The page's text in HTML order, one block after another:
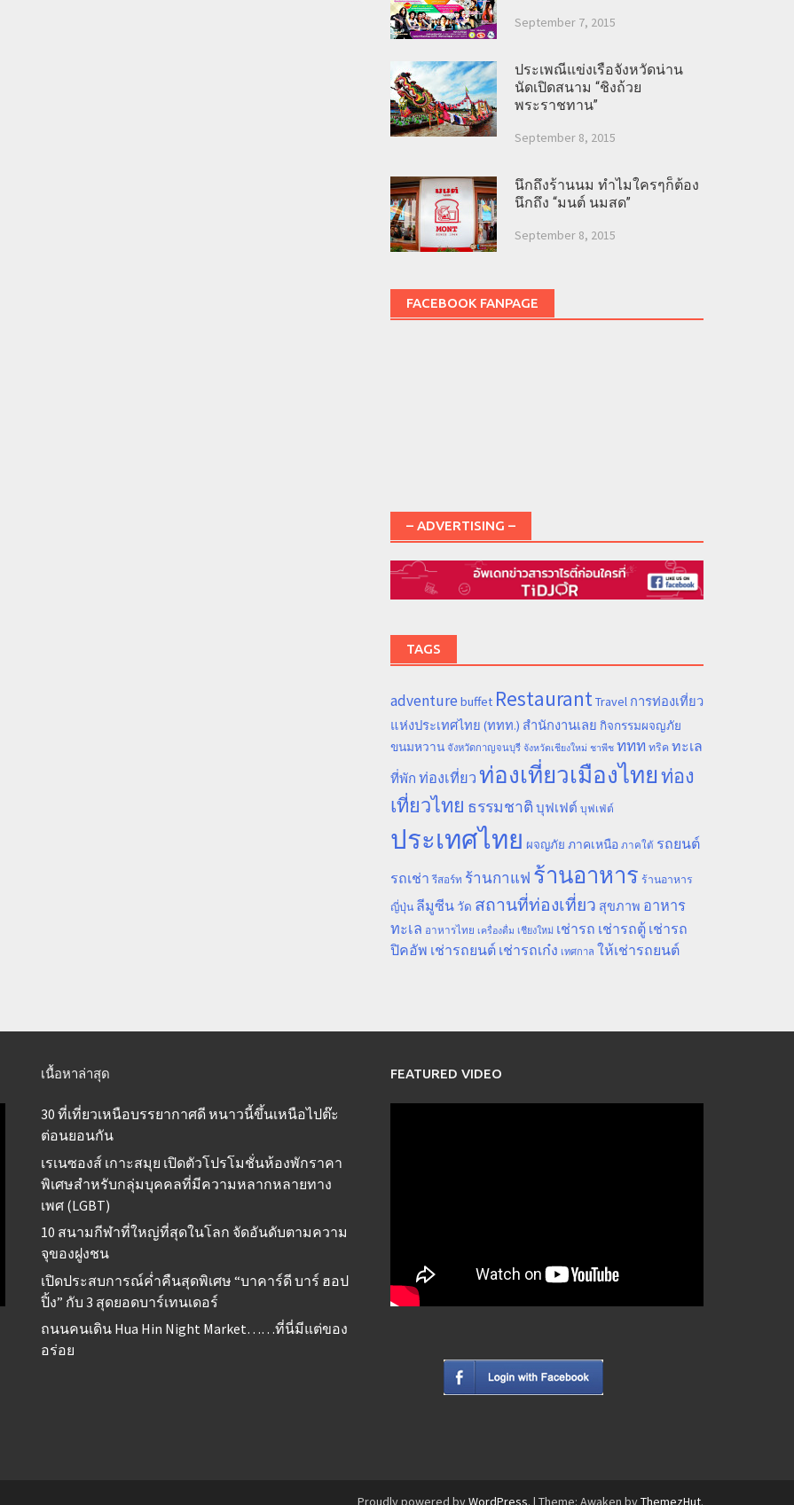
September 7, 2015
ประเพณีแข่งเรือจังหวัดน่าน
นัดเปิดสนาม “ชิงถ้วย
พระราชทาน”
September 8, 2015
นึกถึงร้านนม ทำไมใครๆก็ต้อง
นึกถึง “มนต์ นมสด”
September 8, 2015
FACEBOOK FANPAGE
– ADVERTISING –
TAGS
adventure buffet RestaurantTravel การท่องเที่ยว
แห่งประเทศไทย (ททท.) สำนักงานเลย กิจกรรมผจญภัย
ขนมหวาน จังหวัดกาญจนบุรี จังหวัดเชียงใหม่ ชาพีช ททท ทริค ทะเล
ที่พัก ท่องเที่ยวท่องเที่ยวเมืองไทยท่อง
เที่ยวไทย ธรรมชาติ บุฟเฟต์ บุฟเฟ่ต์
ประเทศไทย ผจญภัย ภาคเหนือ ภาคใต้ รถยนต์
รถเช่า รีสอร์ท ร้านกาแฟ ร้านอาหาร ร้านอาหาร
ญี่ปุ่น ลีมูซีน วัด สถานที่ท่องเที่ยว สุขภาพ อาหาร
ทะเล อาหารไทย เครื่องดื่ม เชียงใหม่ เช่ารถ เช่ารถตู้ เช่ารถ
ปิคอัพ เช่ารถยนต์ เช่ารถเก๋ง เทศกาล ให้เช่ารถยนต์
เนื้อหาล่าสุด
30 ที่เที่ยวเหนือบรรยากาศดี หนาวนี้ขึ้นเหนือไปต๊ะ
ต่อนยอนกัน
เรเนซองส์ เกาะสมุย เปิดตัวโปรโมชั่นห้องพักราคา
พิเศษสำหรับกลุ่มบุคคลที่มีความหลากหลายทาง
เพศ (LGBT)
10 สนามกีฬาที่ใหญ่ที่สุดในโลก จัดอันดับตามความ
จุของฝูงชน
เปิดประสบการณ์ค่ำคืนสุดพิเศษ “บาคาร์ดี บาร์ ฮอป
ปิ้ง” กับ 3 สุดยอดบาร์เทนเดอร์
ถนนคนเดิน Hua Hin Night Market……ที่นี่มีแต่ของ
อร่อย
FEATURED VIDEO
Proudly powered byWordPress. | Theme: Awaken byThemezHut.